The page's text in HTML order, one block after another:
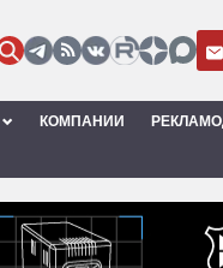
КОМПАНИИ